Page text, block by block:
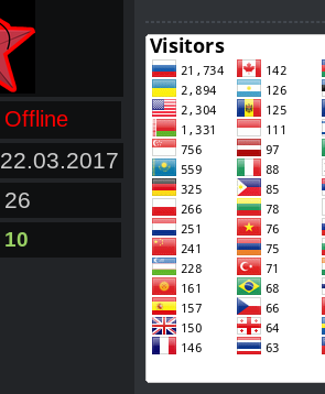
Offline
22.03.2017
26
10